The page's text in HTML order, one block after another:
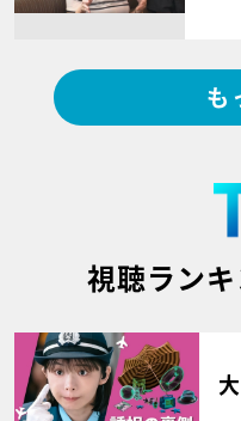
も
視聴ラン